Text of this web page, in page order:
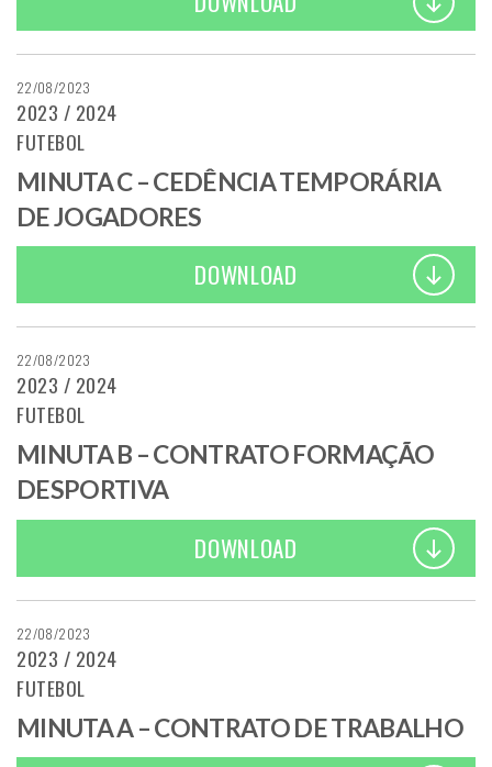
22/08/2023
2023 / 2024
FUTEBOL
MINUTA C – CEDÊNCIA TEMPORÁRIA
DE JOGADORES
DOWNLOAD
22/08/2023
2023 / 2024
FUTEBOL
MINUTA B – CONTRATO FORMAÇÃO
DESPORTIVA
DOWNLOAD
22/08/2023
2023 / 2024
FUTEBOL
MINUTA A – CONTRATO DE TRABALHO